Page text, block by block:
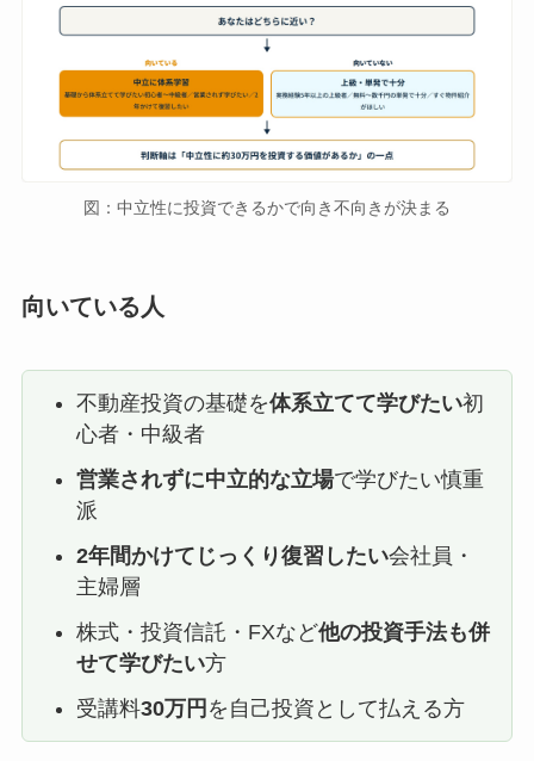
図：中立性に投資できるかで向き不向きが決まる
向いている人
不動産投資の基礎を体系立てて学びたい初
心者・中級者
営業されずに中立的な立場で学びたい慎重
派
2年間かけてじっくり復習したい会社員・
主婦層
株式・投資信託・FXなど他の投資手法も併
せて学びたい方
受講料30万円 を自己投資として払える方